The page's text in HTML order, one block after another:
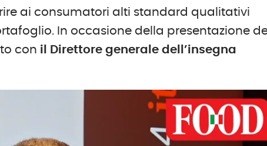
ai consumatori alti standard qualitativi
In occasione della presentazione
con il Direttore generale dell’insegna